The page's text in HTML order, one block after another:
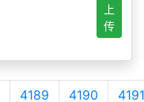
上
传
4189 4190 4191